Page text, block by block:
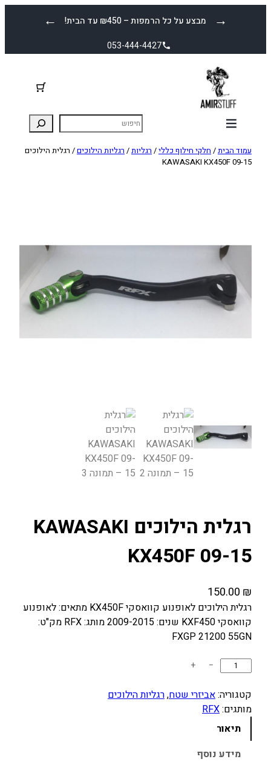
← מבצע על כל הרמפות – ₪450 עד הבית! →
053-444-4427
עמוד הבית/ חלקי חילוף כללי/ רגליות/ רגליות הילוכים/ רגלית הילוכים
KAWASAKI KX450F 09-15
רגלית הילוכים KAWASAKI
KX450F 09-15
150.00 ₪
רגלית הילוכים לאופנוע קוואסקי KX450F מתאים: לאופנוע
קוואסקי KXF450 שנים: 2009-2015 מותג: RFX מק"ט:
FXGP 21200 55GN
ו
ת
ל
−
+
קטגוריה:אביזרי שטח, רגליות הילוכים
מותגים:RFX
תיאור
מידע נוסף